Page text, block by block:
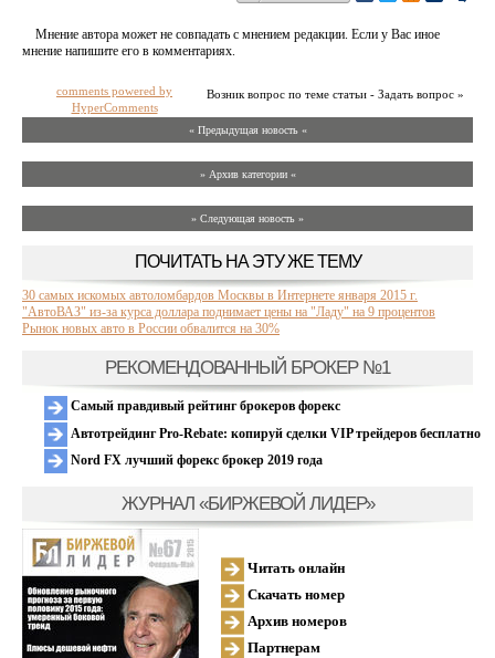
Мнение автора может не совпадать с мнением редакции. Если у Вас иное
мнение напишите его в комментариях.
Возник вопрос по теме статьи - Задать вопрос »
comments powered by
HyperComments
« Предыдущая новость «
» Архив категории «
» Следующая новость »
ПОЧИТАТЬ НА ЭТУ ЖЕ ТЕМУ
30 самых искомых автоломбардов Москвы в Интернете января 2015 г.
"АвтоВАЗ" из-за курса доллара поднимает цены на "Ладу" на 9 процентов
Рынок новых авто в России обвалится на 30%
РЕКОМЕНДОВАННЫЙ БРОКЕР №1
Самый правдивый рейтинг брокеров форекс
Автотрейдинг Pro-Rebate: копируй сделки VIP трейдеров бесплатно
Nord FX лучший форекс брокер 2019 года
ЖУРНАЛ «БИРЖЕВОЙ ЛИДЕР»
Читать онлайн
Скачать номер
Архив номеров
Партнерам